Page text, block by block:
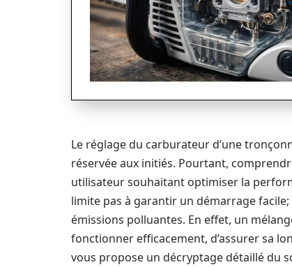
Le réglage du carburateur d’une
réservée aux initiés. Pourtant,
utilisateur souhaitant optimiser la
limite pas à garantir un démarrage
émissions polluantes. En effet, un
fonctionner efficacement, d’assurer sa
vous propose un décryptage détaillé du